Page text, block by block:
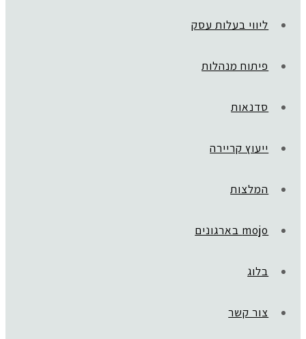
ליווי בעלות עסק
פיתוח מנהלות
סדנאות
ייעוץ קריירה
המלצות
mojo בארגונים
בלוג
צור קשר